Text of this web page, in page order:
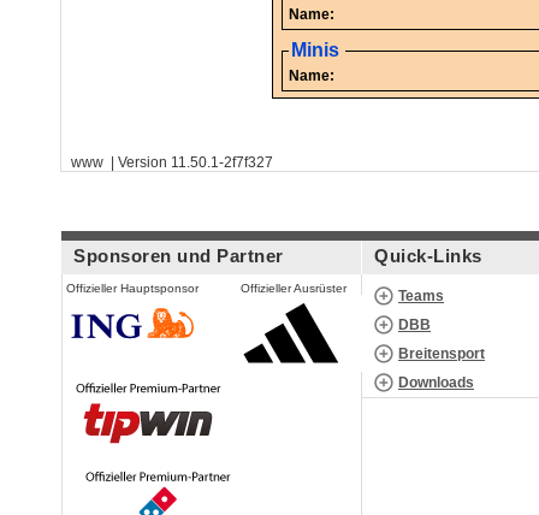
Name:
Minis
Name:
www | Version 11.50.1-2f7f327
Sponsoren und Partner
Offizieller Hauptsponsor Offizieller Ausrüster
Quick-Links
Teams
DBB
Breitensport
Downloads